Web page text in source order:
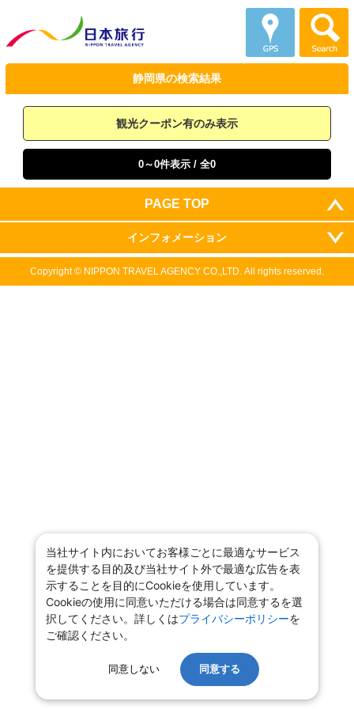
静岡県の検索結果
観光クーポン有のみ表示
0～0件表示 / 全0
PAGE TOP
インフォメーション
Copyright © NIPPON TRAVEL AGENCY CO.,LTD. All rights reserved.
当社サイト内においてお客様ごとに最適なサービス
を提供する目的及び当社サイト外で最適な広告を表
示することを目的にCookieを使用しています。
Cookieの使用に同意いただける場合は同意するを選
択してください。詳しくはプライバシーポリシーを
ご確認ください。
同意しない 同意する